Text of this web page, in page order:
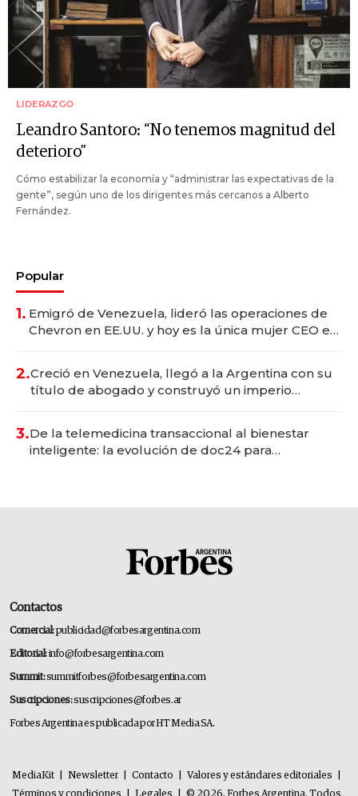
LIDERAZGO
Leandro Santoro: “No tenemos magnitud del
deterioro”
Cómo estabilizar la economía y “administrar las expectativas de la
gente”, según uno de los dirigentes más cercanos a Alberto
Fernández.
Popular
1. Emigró de Venezuela, lideró las operaciones de
Chevron en EE.UU. y hoy es la única mujer CEO en
2.Creció en Venezuela, llegó a la Argentina con su
título de abogado y construyó un imperio
3.De la telemedicina transaccional al bienestar
inteligente: la evolución de doc24 para
Contactos
Comercial:publicidad@forbesargentina.com
Editorial:info@forbesargentina.com
Summit:summitforbes@forbesargentina.com
Suscripciones:suscripciones@forbes.ar
Forbes Argentina es publicada por HT Media SA.
MediaKit Newsletter Contacto Valores y estándares editoriales